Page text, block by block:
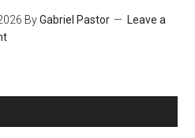
ByGabriel Pastor
Leave a